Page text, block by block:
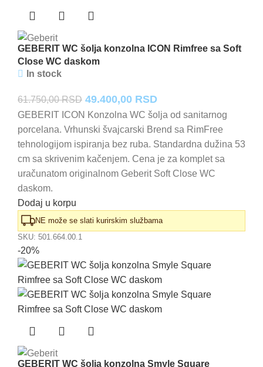
GEBERIT WC šolja konzolna ICON Rimfree sa Soft
Close WC daskom
In stock
61.750,00RSD Originalna
cena
je
bila:
61.750,00 RSD.
49.400,00 RSDTrenutna
cena
je:
49.400,00 RSD.
GEBERIT ICON Konzolna WC šolja od sanitarnog
porcelana. Vrhunski švajcarski Brend sa RimFree
tehnologijom ispiranja bez ruba. Standardna dužina 53
cm sa skrivenim kačenjem. Cena je za komplet sa
uračunatom originalnom Geberit Soft Close WC
daskom.
Dodaj u korpu
NE može se slati kurirskim službama
SKU: 501.664.00.1
-20%
GEBERIT WC šolja konzolna Smyle Square